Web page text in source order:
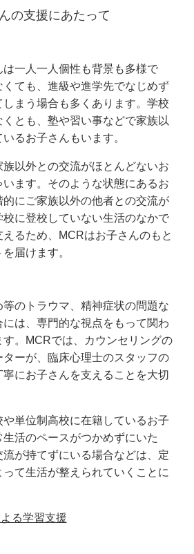
の支援にあたって
一人一人個性も背景も多様で
ても、進級や進学先でなじめず
まう場合も多くあります。学校
とも、塾や習い事などで家族以
るお子さんもいます。
以外との交流がほとんどないお
ます。そのような状態にあるお
にご家族以外の他者との交流が
に登校していない生活のなかで
るため、MCRはお子さんのもと
届けます。
のトラウマ、精神症状の問題な
は、専門的な視点をもって関わ
す。MCRでは、カウンセリングの
ーが、臨床心理士のスタッフの
にお子さんを支えることを大切
単位制高校に在籍しているお子
活のペースがつかめずにいた
流が持てずにいる場合などは、定
て生活が整えられていくことに
る学習支援